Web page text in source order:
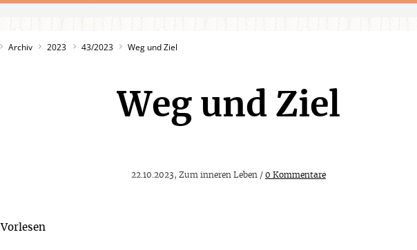
Archiv 2023 43/2023 Weg und Ziel
Weg und Ziel
22.10.2023, Zum inneren Leben / 0 Kommentare
Vorlesen